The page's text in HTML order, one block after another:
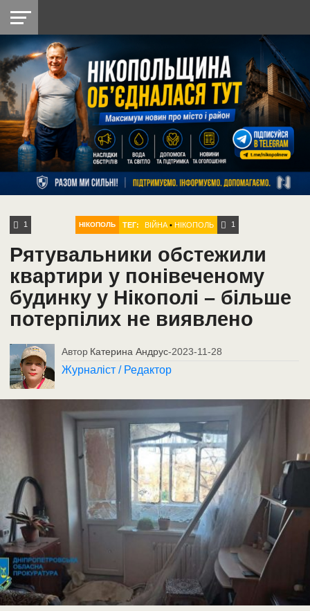
НІКОПОЛЬ
РАЙОН
СІЧЕСЛАВСЬКА
УКРАЇНА
РЕТРО
НІКОПОЛЬ
ЛАЙТ
УКРАЇНА
ДОПОМОГА
РАДІО
1 НІКОПОЛЬ ТЕГ: ВІЙНА •НІКОПОЛЬ 1
Рятувальники обстежили
квартири у понівеченому
будинку у Нікополі – більше
потерпілих не виявлено
Автор Катерина Андрус-2023-11-28
Журналіст / Редактор